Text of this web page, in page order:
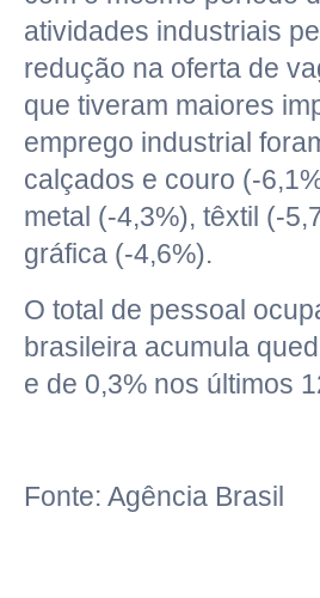
atividades industriais
redução na oferta de
que tiveram maiores
emprego industrial
calçados e couro (-
metal (-4,3%), têxtil (-
gráfica (-4,6%).
O total de pessoal
brasileira acumula
e de 0,3% nos últimos
Fonte: Agência Brasil